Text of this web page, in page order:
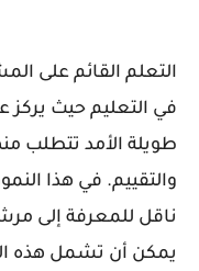
التعلم القائم على
في التعليم حيث
طويلة الأمد تتطلب
والتقييم. في هذا
ناقل للمعرفة إلى
يمكن أن تشمل هذه